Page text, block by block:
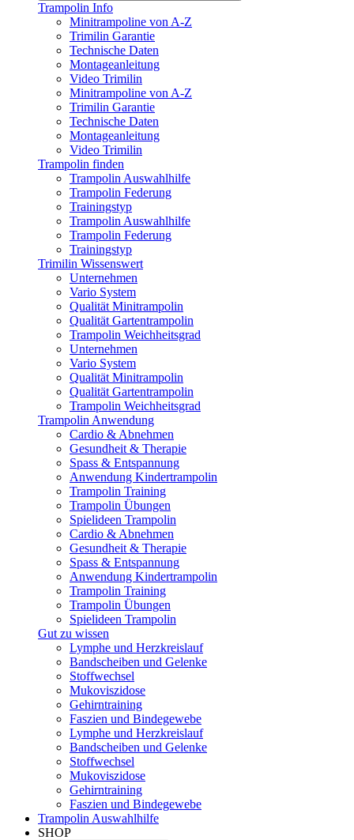
Trampolin Info
Minitrampoline von A-Z
Trimilin Garantie
Technische Daten
Montageanleitung
Video Trimilin
Minitrampoline von A-Z
Trimilin Garantie
Technische Daten
Montageanleitung
Video Trimilin
Trampolin finden
Trampolin Auswahlhilfe
Trampolin Federung
Trainingstyp
Trampolin Auswahlhilfe
Trampolin Federung
Trainingstyp
Trimilin Wissenswert
Unternehmen
Vario System
Qualität Minitrampolin
Qualität Gartentrampolin
Trampolin Weichheitsgrad
Unternehmen
Vario System
Qualität Minitrampolin
Qualität Gartentrampolin
Trampolin Weichheitsgrad
Trampolin Anwendung
Cardio & Abnehmen
Gesundheit & Therapie
Spass & Entspannung
Anwendung Kindertrampolin
Trampolin Training
Trampolin Übungen
Spielideen Trampolin
Cardio & Abnehmen
Gesundheit & Therapie
Spass & Entspannung
Anwendung Kindertrampolin
Trampolin Training
Trampolin Übungen
Spielideen Trampolin
Gut zu wissen
Lymphe und Herzkreislauf
Bandscheiben und Gelenke
Stoffwechsel
Mukoviszidose
Gehirntraining
Faszien und Bindegewebe
Lymphe und Herzkreislauf
Bandscheiben und Gelenke
Stoffwechsel
Mukoviszidose
Gehirntraining
Faszien und Bindegewebe
Trampolin Auswahlhilfe
SHOP